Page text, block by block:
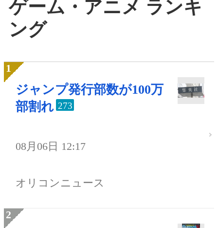
ゲーム・アニメ ランキ
ング
ジャンプ発行部数が100万
部割れ 273
08月06日 12:17
オリコンニュース